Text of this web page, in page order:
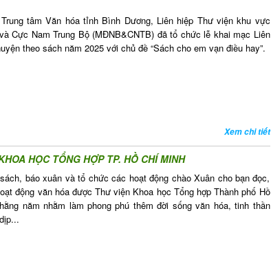
tâm Văn hóa tỉnh Bình Dương, Liên hiệp Thư viện khu vực
Cực Nam Trung Bộ (MĐNB&CNTB) đã tổ chức lễ khai mạc Liên
theo sách năm 2025 với chủ đề “Sách cho em vạn điều hay”.
Xem chi tiết
HỌC TỔNG HỢP TP. HỒ CHÍ MINH
báo xuân và tổ chức các hoạt động chào Xuân cho bạn đọc,
động văn hóa được Thư viện Khoa học Tổng hợp Thành phố Hồ
năm nhằm làm phong phú thêm đời sống văn hóa, tinh thần